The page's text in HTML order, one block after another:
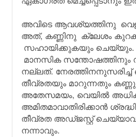
അവിടെ ആവശ്യത്തിനു
അത്, കണ്ണിനു ക്ലേശം
സഹായിക്കുകയും ചെയ്യും.
മാനസിക
നല്ലത്. നേരത്തിനനുസരിച്ച്
തീവ്രതയും മാറുന്നതും
അതേസമയം, വെയിൽ
അമിതമാവാതിരിക്കാൻ
തീവ്രത അഡ്ജസ്റ്റ്
നന്നാവും.